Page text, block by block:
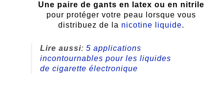
Une paire de gants en latex ou en nitrile
pour protéger votre peau lorsque vous
distribuez de la nicotine liquide.
Lire aussi: 5 applications
incontournables pour les liquides
de cigarette électronique